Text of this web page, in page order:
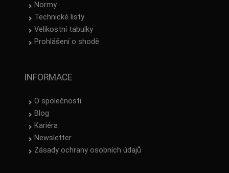
Normy
Technické listy
Velikostní tabulky
Prohlášení o shodě
INFORMACE
O společnosti
Blog
Kariéra
Newsletter
Zásady ochrany osobních údajů